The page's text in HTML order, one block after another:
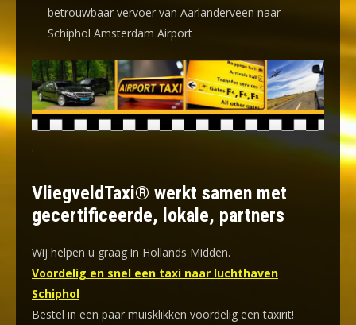
betrouwbaar vervoer van Aarlanderveen naar
Schiphol Amsterdam Airport
.
VliegveldTaxi® werkt samen met
gecertificeerde, lokale, partners
Wij helpen u graag in Hollands Midden.
Voordelig en snel een taxi naar luchthaven
Schiphol
Bestel in een paar muisklikken voordelig een taxirit!